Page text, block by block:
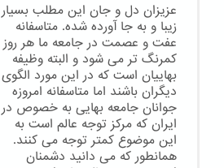
عزیزان دل و جان این مطلب بسیار
زیبا و به جا آورده شده. متاسفانه
عفت و عصمت در جامعه ما هر روز
کمرنگ تر می شود و البته وظیفه
بهاییان است که در این مورد الگوی
دیگران باشند اما متاسفانه امروزه
جوانان جامعه بهایی به خصوص در
ایران که مرکز توجه عالم است به
این موضوع کمتر توجه می کنند.
همانطور که می دانید دشمنان